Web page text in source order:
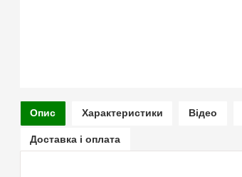
Опис Характеристики Відео
Доставка і оплата